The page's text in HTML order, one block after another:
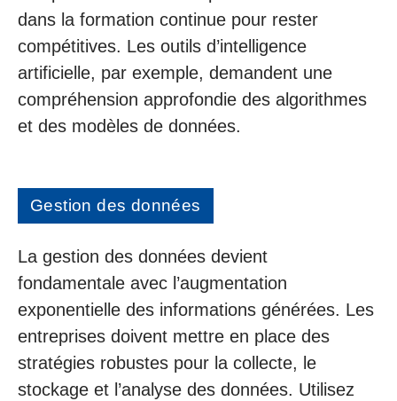
dans la formation continue pour rester
compétitives. Les outils d’intelligence
artificielle, par exemple, demandent une
compréhension approfondie des algorithmes
et des modèles de données.
Gestion des données
La gestion des données devient
fondamentale avec l’augmentation
exponentielle des informations générées. Les
entreprises doivent mettre en place des
stratégies robustes pour la collecte, le
stockage et l’analyse des données. Utilisez